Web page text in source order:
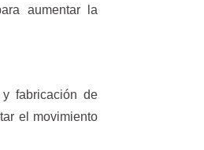
aumentar la
fabricación de
el movimiento